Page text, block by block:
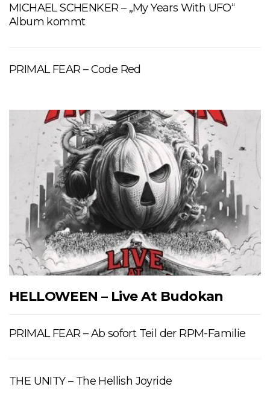
MICHAEL SCHENKER – „My Years With UFO“
Album kommt
PRIMAL FEAR – Code Red
HELLOWEEN – Live At Budokan
PRIMAL FEAR – Ab sofort Teil der RPM-Familie
THE UNITY – The Hellish Joyride